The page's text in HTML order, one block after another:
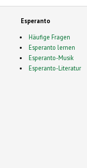
Esperanto
Häufige Fragen
Esperanto lernen
Esperanto-Musik
Esperanto-Literatur